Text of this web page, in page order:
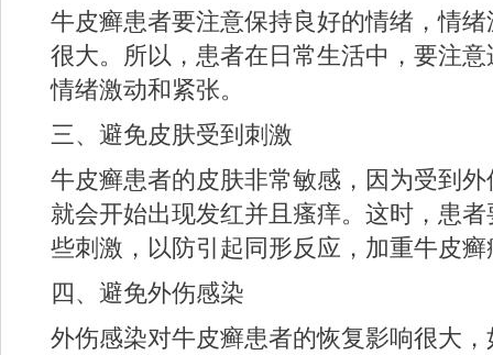
牛皮癣患者要注意保持良好的情绪，情
很大。所以，患者在日常生活中，要注
情绪激动和紧张。
三、避免皮肤受到刺激
牛皮癣患者的皮肤非常敏感，因为受到
就会开始出现发红并且瘙痒。这时，患
些刺激，以防引起同形反应，加重牛皮癣
四、避免外伤感染
外伤感染对牛皮癣患者的恢复影响很大